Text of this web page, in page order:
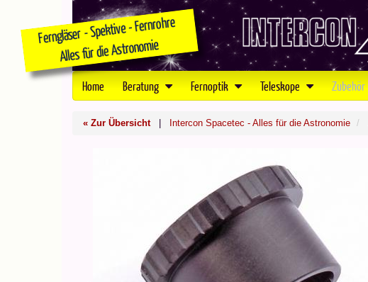
Home Beratung Fernoptik Teleskope Zubehör
« Zur Übersicht| Intercon Spacetec - Alles für die Astronomie